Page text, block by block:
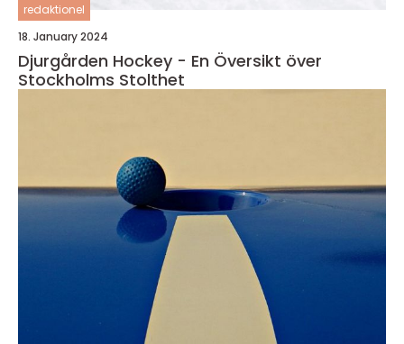
redaktionel
18. January 2024
Djurgården Hockey - En Översikt över
Stockholms Stolthet